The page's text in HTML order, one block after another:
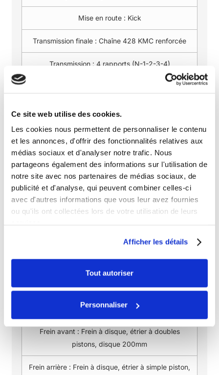
Ce site web utilise des cookies.
Les cookies nous permettent de personnaliser le contenu
et les annonces, d'offrir des fonctionnalités relatives aux
médias sociaux et d'analyser notre trafic. Nous
partageons également des informations sur l'utilisation de
notre site avec nos partenaires de médias sociaux, de
publicité et d'analyse, qui peuvent combiner celles-ci
avec d'autres informations que vous leur avez fournies
ou qu'ils ont collectées lors de votre utilisation de leurs
Afficher les détails
Tout autoriser
Personnaliser
Mise en route : Kick
Transmission finale : Chaîne 428 KMC renforcée
Transmission : 4 rapports (N-1-2-3-4)
Couronne 41 dents, Pignon 14
Vitesse maximale :90 à 100 km/h
PARTIE CYCLE
Couleur :Vert
Suspension avant :VOLT V1 – 750 mm USD, diam
Suspension arrière :VOLT V1 – 350 mm
aiguilles
Frein avant : Frein à disque, étrier à doubles
pistons, disque 200mm
Frein arrière : Frein à disque, étrier à simple piston,